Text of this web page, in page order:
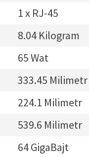
1 x RJ-45
8.04 Kilogram
65 Wat
333.45 Milimetr
224.1 Milimetr
539.6 Milimetr
64 GigaBajt